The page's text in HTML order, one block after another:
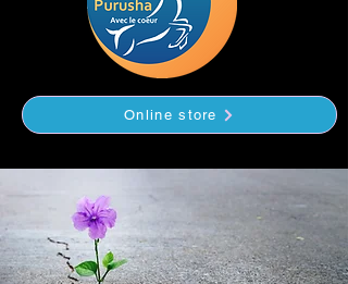
Online store